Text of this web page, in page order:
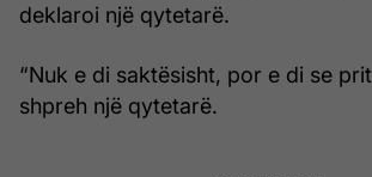
deklaroi një qytetarë.
“Nuk e di saktësisht, por e di se
shpreh një qytetarë.